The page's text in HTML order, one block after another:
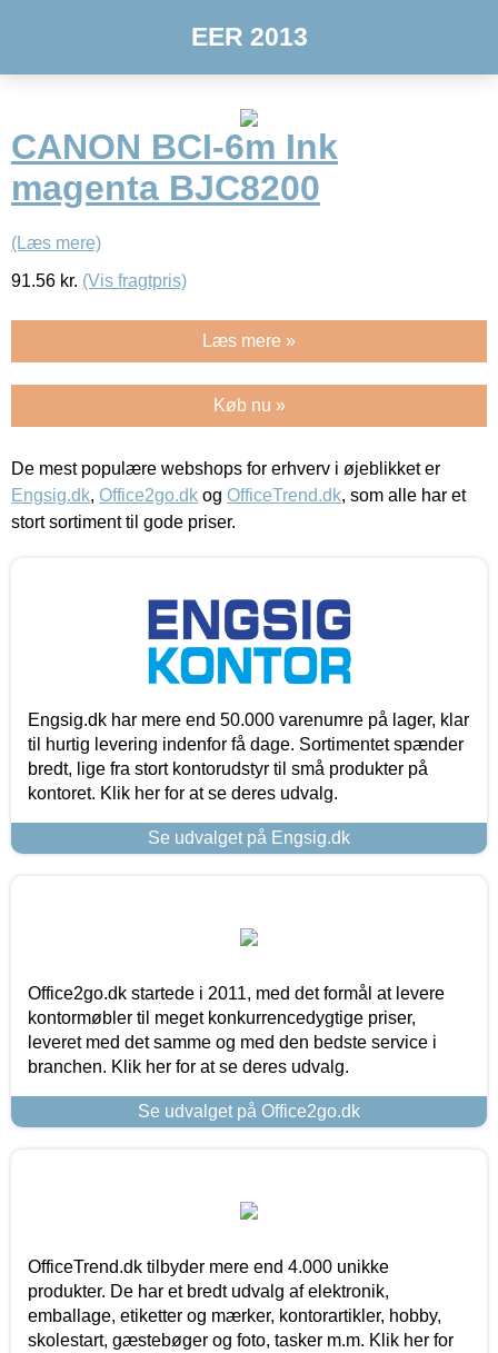
EER 2013
CANON BCI-6m Ink
magenta BJC8200
(Læs mere)
91.56 kr. (Vis fragtpris)
Læs mere »
Køb nu »
De mest populære webshops for erhverv i øjeblikket er
Engsig.dk, Office2go.dk og OfficeTrend.dk, som alle har et
stort sortiment til gode priser.
Engsig.dk har mere end 50.000 varenumre på lager, klar
til hurtig levering indenfor få dage. Sortimentet spænder
bredt, lige fra stort kontorudstyr til små produkter på
kontoret. Klik her for at se deres udvalg.
Se udvalget på Engsig.dk
Office2go.dk startede i 2011, med det formål at levere
kontormøbler til meget konkurrencedygtige priser,
leveret med det samme og med den bedste service i
branchen. Klik her for at se deres udvalg.
Se udvalget på Office2go.dk
OfficeTrend.dk tilbyder mere end 4.000 unikke
produkter. De har et bredt udvalg af elektronik,
emballage, etiketter og mærker, kontorartikler, hobby,
skolestart, gæstebøger og foto, tasker m.m. Klik her for